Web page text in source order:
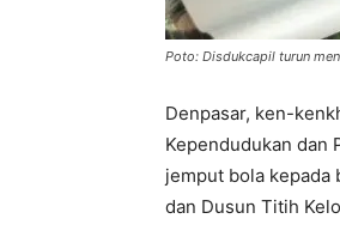
Poto: Disdukcapil turun
Denpasar, ken-
Kependudukan dan
jemput bola kepada
dan Dusun Titih